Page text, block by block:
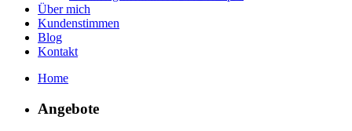
Über mich
Kundenstimmen
Blog
Kontakt
Home
Angebote